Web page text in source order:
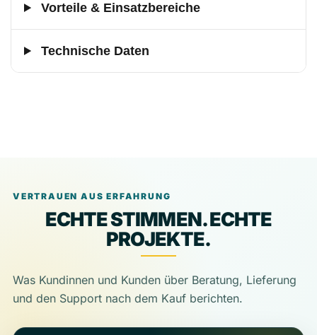
Vorteile & Einsatzbereiche
Technische Daten
VERTRAUEN AUS ERFAHRUNG
ECHTE STIMMEN. ECHTE
PROJEKTE.
Was Kundinnen und Kunden über Beratung, Lieferung
und den Support nach dem Kauf berichten.